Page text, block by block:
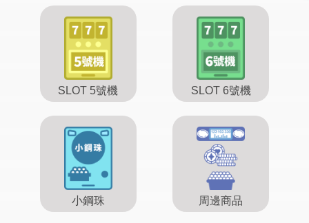
SLOT 5號機 SLOT 6號機
小鋼珠 周邊商品